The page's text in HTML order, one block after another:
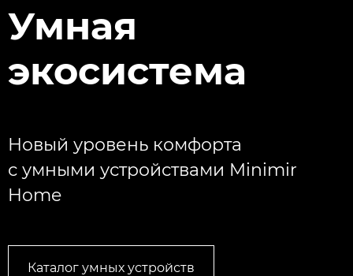
Умная
экосистема
Новый уровень комфорта
с умными устройствами Minimir
Home
Каталог умных устройств